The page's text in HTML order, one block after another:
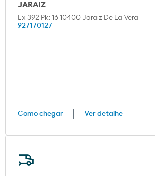
JARAIZ
Ex-392 Pk: 16 10400 Jaraiz De La Vera
927170127
Como chegar Ver detalhe